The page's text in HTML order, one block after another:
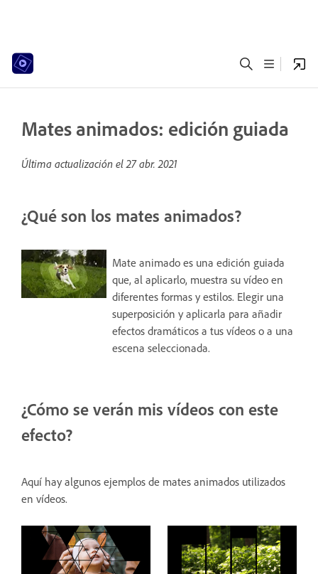
Mates animados: edición guiada
Última actualización el27 abr. 2021
¿Qué son los mates animados?
Mate animado es una edición guiada
que, al aplicarlo, muestra su vídeo en
diferentes formas y estilos. Elegir una
superposición y aplicarla para añadir
efectos dramáticos a tus vídeos o a una
escena seleccionada.
¿Cómo se verán mis vídeos con este
efecto?
Aquí hay algunos ejemplos de mates animados utilizados
en vídeos.